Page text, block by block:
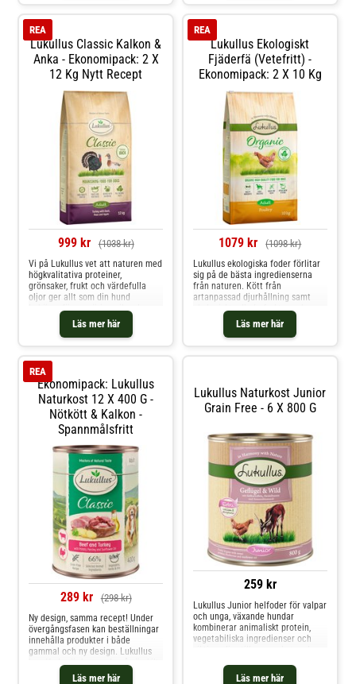
din hund får alla näri
Lukullus Classic Kalkon &
Anka - Ekonomipack: 2 X
12 Kg Nytt Recept
REA
999 kr (1038 kr)
Läs mer här
Vi på Lukullus vet att naturen med
högkvalitativa proteiner,
grönsaker, frukt och värdefulla
oljor ger allt som din hund
behöver för en näringsrik och
smaklig kost. Att skapa
välsmakande, naturliga måltider
med ett urval av de finaste,
kvalitetsingredienserna är vårt
uppdrag – f
Lukullus Ekologiskt
Fjäderfä (vetefritt) -
Ekonomipack: 2 X 10 Kg
REA
1079 kr (1098 kr)
Läs mer här
Lukullus ekologiska foder förlitar
sig på de bästa ingredienserna
från naturen. Kött från
artanpassad djurhållning samt
ekologiskt odlade frukter och
grönsaker berikar din hunds
måltider. Våra glutenfria innehåll
kommer att glädja din hund - för
Ekonomipack: Lukullus
Naturkost 12 X 400 G -
Nötkött & Kalkon -
Spannmålsfritt
REA
289 kr (298 kr)
Läs mer här
Ny design, samma recept! Under
övergångsfasen kan beställningar
innehålla produkter i både
gammal och ny design. Lukullus
rikhaltiga recept. Kombinationen
Lukullus Naturkost Junior
Grain Free - 6 X 800 G
259 kr
Läs mer här
Lukullus Junior helfoder för valpar
och unga, växande hundar
kombinerar animaliskt protein,
vegetabiliska ingredienser och
sammanställningen förser din valp